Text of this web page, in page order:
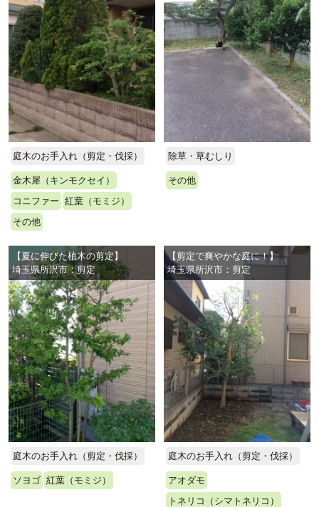
庭木のお手入れ（剪定・伐採）
金木犀（キンモクセイ）
コニファー 紅葉（モミジ）
その他
除草・草むしり
その他
【夏に伸びた植木の剪定】
埼玉県所沢市：剪定
庭木のお手入れ（剪定・伐採）
ソヨゴ 紅葉（モミジ）
【剪定で爽やかな庭に！】
埼玉県所沢市：剪定
庭木のお手入れ（剪定・伐採）
アオダモ
トネリコ（シマトネリコ）